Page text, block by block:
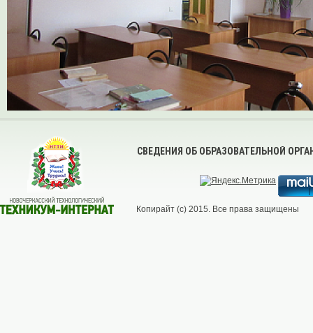
СВЕДЕНИЯ ОБ ОБРАЗОВАТЕЛЬНОЙ
Копирайт (с) 2015. Все права защищены